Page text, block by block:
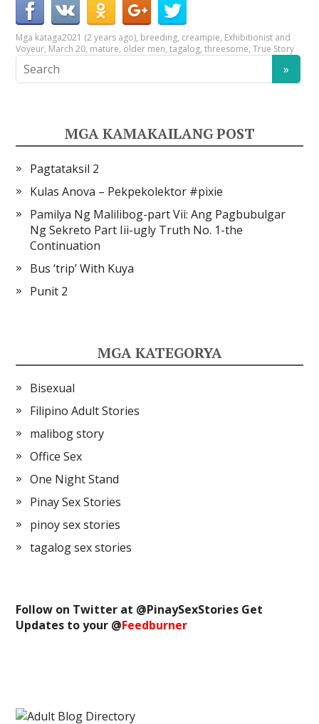
Mga kataga2021 (2 years ago), breeding, creampie, Exhibitionist and
Voyeur, March 20, mature, older men,tagalog,threesome,True Story
MGA KAMAKAILANG POST
Pagtataksil 2
Kulas Anova – Pekpekolektor #pixie
Pamilya Ng Malilibog-part Vii: Ang Pagbubulgar
Ng Sekreto Part Iii-ugly Truth No. 1-the
Continuation
Bus ‘trip’ With Kuya
Punit 2
MGA KATEGORYA
Bisexual
Filipino Adult Stories
malibog story
Office Sex
One Night Stand
Pinay Sex Stories
pinoy sex stories
tagalog sex stories
Follow on Twitter at @PinaySexStories Get
Updates to your @Feedburner